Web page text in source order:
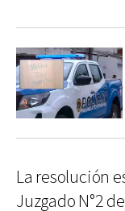
La resolución
Juzgado N°2